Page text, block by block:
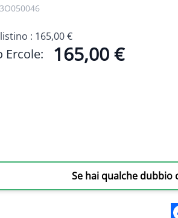
: 165,00 €
Ercole: 165,00 €
Se hai qualche dubbio